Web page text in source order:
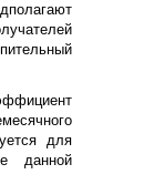
для
данной